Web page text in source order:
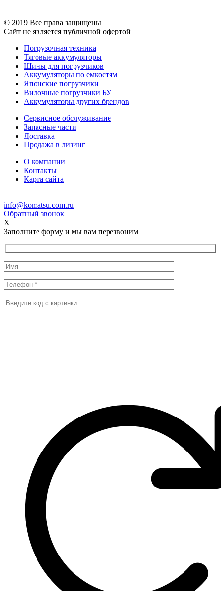
© 2019 Все права защищены
Сайт не является публичной офертой
Погрузочная техника
Тяговые аккумуляторы
Шины для погрузчиков
Аккумуляторы по емкостям
Японские погрузчики
Вилочные погрузчики БУ
Аккумуляторы других брендов
Сервисное обслуживание
Запасные части
Доставка
Продажа в лизинг
О компании
Контакты
Карта сайта
info@komatsu.com.ru
Обратный звонок
X
Заполните форму и мы вам перезвоним